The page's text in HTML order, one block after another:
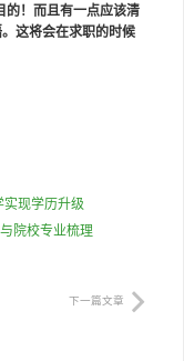
的！而且有一点应该清
这将会在求职的时候
实现学历升级
院校专业梳理
下一篇文章